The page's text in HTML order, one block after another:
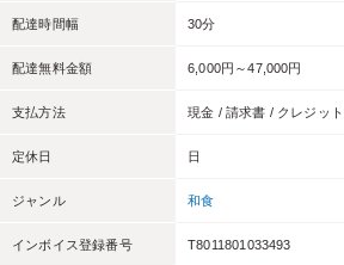
配達時間幅 30分
配達無料金額 6,000円～47,000円
支払方法 現金 / 請求書 / クレジッ
定休日 日
ジャンル 和食
インボイス登録番号 T8011801033493